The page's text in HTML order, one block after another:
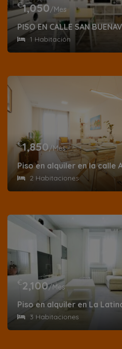
€1,050/Mes
PISO EN CALLE SAN
1 Habitación
€1,850/Mes
Piso en alquiler en la calle
2 Habitaciones
€2,100/Mes
Piso en alquiler en La
3 Habitaciones